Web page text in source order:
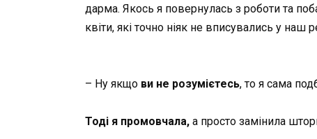
дарма. Якось я повернулась з роботи та
квіти, які точно ніяк не вписувались у наш
– Ну якщо ви не розумієтесь, то я сама
Тоді я промовчала, а просто замінила